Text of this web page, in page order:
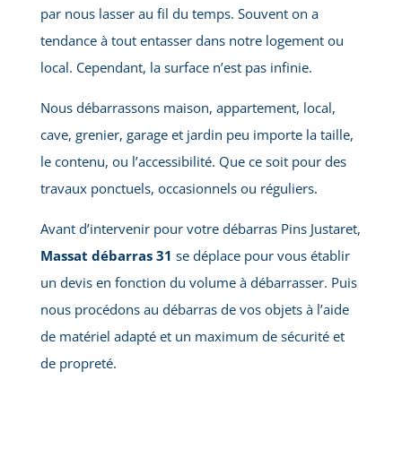
par nous lasser au fil du temps. Souvent on a
tendance à tout entasser dans notre logement ou
local. Cependant, la surface n’est pas infinie.
Nous débarrassons maison, appartement, local,
cave, grenier, garage et jardin peu importe la taille,
le contenu, ou l’accessibilité. Que ce soit pour des
travaux ponctuels, occasionnels ou réguliers.
Avant d’intervenir pour votre débarras Pins Justaret,
Massat débarras 31 se déplace pour vous établir
un devis en fonction du volume à débarrasser. Puis
nous procédons au débarras de vos objets à l’aide
de matériel adapté et un maximum de sécurité et
de propreté.